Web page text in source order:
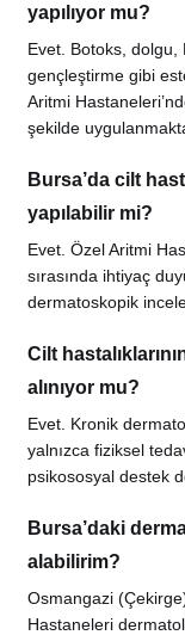
yapılıyor mu?
Evet. Botoks, dolgu,
gençleştirme gibi
Aritmi
şekilde
Bursa’da cilt
yapılabilir mi?
Evet. Özel Aritmi
sırasında ihtiyaç
dermatoskopik
Cilt
alınıyor mu?
Evet. Kronik
yalnızca fiziksel
psikososyal destek
Bursa’daki
alabilirim?
Osmangazi
Hastaneleri